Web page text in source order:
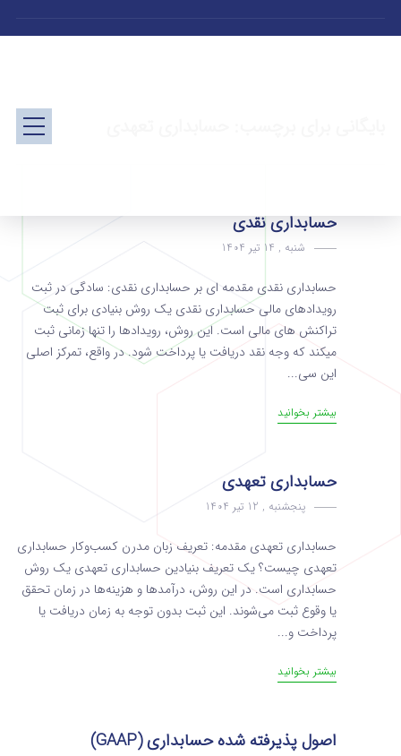
حسابداری نقدی
شنبه , 14 تیر 1404
حسابداری نقدی مقدمه‌ ای بر حسابداری نقدی: سادگی در ثبت
رویدادهای مالی حسابداری نقدی یک روش بنیادی برای ثبت
تراکنش‌ های مالی است. این روش، رویدادها را تنها زمانی ثبت
میکند که وجه نقد دریافت یا پرداخت شود. در واقع، تمرکز اصلی
این سی...
بیشتر بخوانید
حسابداری تعهدی
پنجشنبه , 12 تیر 1404
حسابداری تعهدی مقدمه: تعریف زبان مدرن کسب‌وکار حسابداری
تعهدی چیست؟ یک تعریف بنیادین حسابداری تعهدی یک روش
حسابداری است. در این روش، درآمدها و هزینه‌ها در زمان تحقق
یا وقوع ثبت می‌شوند. این ثبت بدون توجه به زمان دریافت یا
پرداخت و...
بیشتر بخوانید
اصول پذیرفته‌ شده حسابداری (GAAP)